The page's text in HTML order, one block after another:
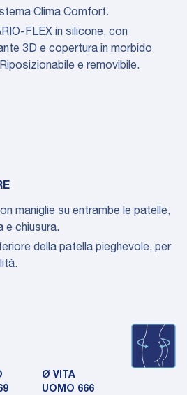
Clima Comfort.
FLEX in silicone, con
3D e copertura in morbido
e removibile.
maniglie su entrambe le patelle,
e chiusura.
della patella pieghevole, per
Ø VITA
UOMO 666